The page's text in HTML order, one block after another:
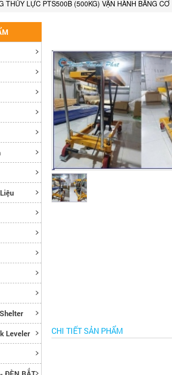
THỦY LỰC PTS500B (500KG) VẬN HÀNH BẰNG CƠ
Leveler CHI TIẾT SẢN PHẨM